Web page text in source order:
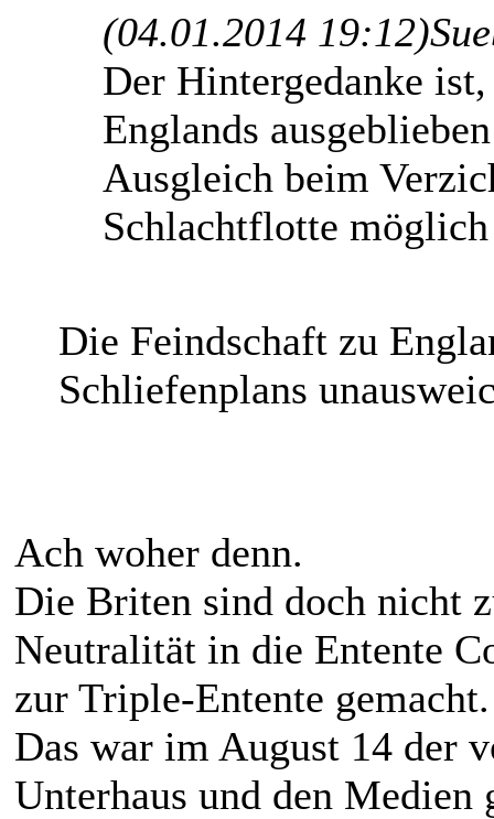
(04.01.2014 19:12)
Der Hintergedanke
Englands
Ausgleich beim
Schlachtflotte
Die Feindschaft zu
Schliefenplans
Ach woher denn.
Die Briten sind doch nicht
Neutralität in die Entente
zur Triple-Entente gemacht.
Das war im August 14 der
Unterhaus und den Medien